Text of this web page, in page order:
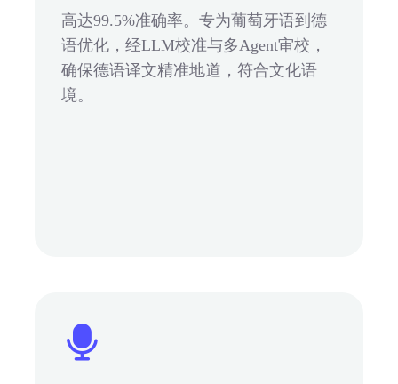
高达99.5%准确率。专为葡萄牙语到德
语优化，经LLM校准与多Agent审校，
确保德语译文精准地道，符合文化语
境。